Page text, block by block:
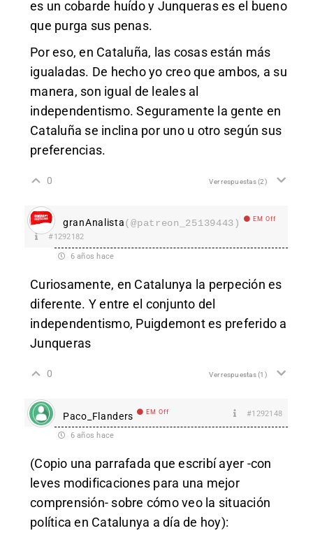
es un cobarde huído y Junqueras es el bueno
que purga sus penas.
Por eso, en Cataluña, las cosas están más
igualadas. De hecho yo creo que ambos, a su
manera, son igual de leales al
independentismo. Seguramente la gente en
Cataluña se inclina por uno u otro según sus
preferencias.
0 Ver respuestas(2)
granAnalista(@patreon_25139443) EM Off
#1292182
6 años hace
Curiosamente, en Catalunya la perpeción es
diferente. Y entre el conjunto del
independentismo, Puigdemont es preferido a
Junqueras
0 Ver respuestas(1)
Paco_Flanders EM Off #1292148
6 años hace
(Copio una parrafada que escribí ayer -con
leves modificaciones para una mejor
comprensión- sobre cómo veo la situación
política en Catalunya a día de hoy):